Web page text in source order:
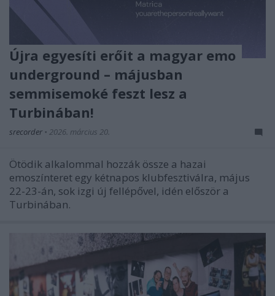
Újra egyesíti erőit a magyar emo
underground – májusban
semmisemoké feszt lesz a
Turbinában!
srecorder • 2026. március 20.
Ötödik alkalommal hozzák össze a hazai
emoszínteret egy kétnapos klubfesztiválra, május
22-23-án, sok izgi új fellépővel, idén először a
Turbinában.